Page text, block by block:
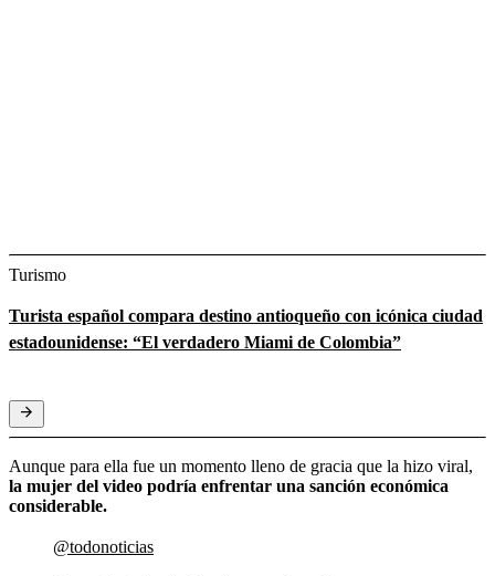
Turismo
Turista español compara destino antioqueño con icónica ciudad
estadounidense: “El verdadero Miami de Colombia”
Aunque para ella fue un momento lleno de gracia que la hizo viral,
la mujer del video podría enfrentar una sanción económica
considerable.
@todonoticias